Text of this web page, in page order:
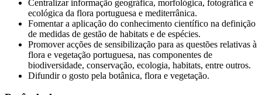
Centralizar informação geográfica, morfológica, fotográfica e
ecológica da flora portuguesa e mediterrânica.
Fomentar a aplicação do conhecimento científico na definição
de medidas de gestão de habitats e de espécies.
Promover acções de sensibilização para as questões relativas à
flora e vegetação portuguesa, nas componentes de
biodiversidade, conservação, ecologia, habitats, entre outros.
Difundir o gosto pela botânica, flora e vegetação.